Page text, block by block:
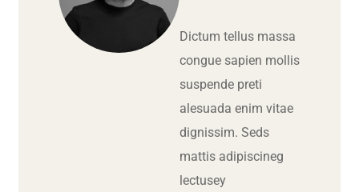
Dictum tellus massa
congue sapien mollis
suspende preti
alesuada enim vitae
dignissim. Seds
mattis adipiscineg
lectusey